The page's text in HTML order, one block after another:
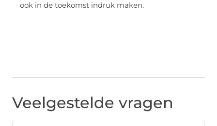
ook in de toekomst indruk maken.
Veelgestelde vragen